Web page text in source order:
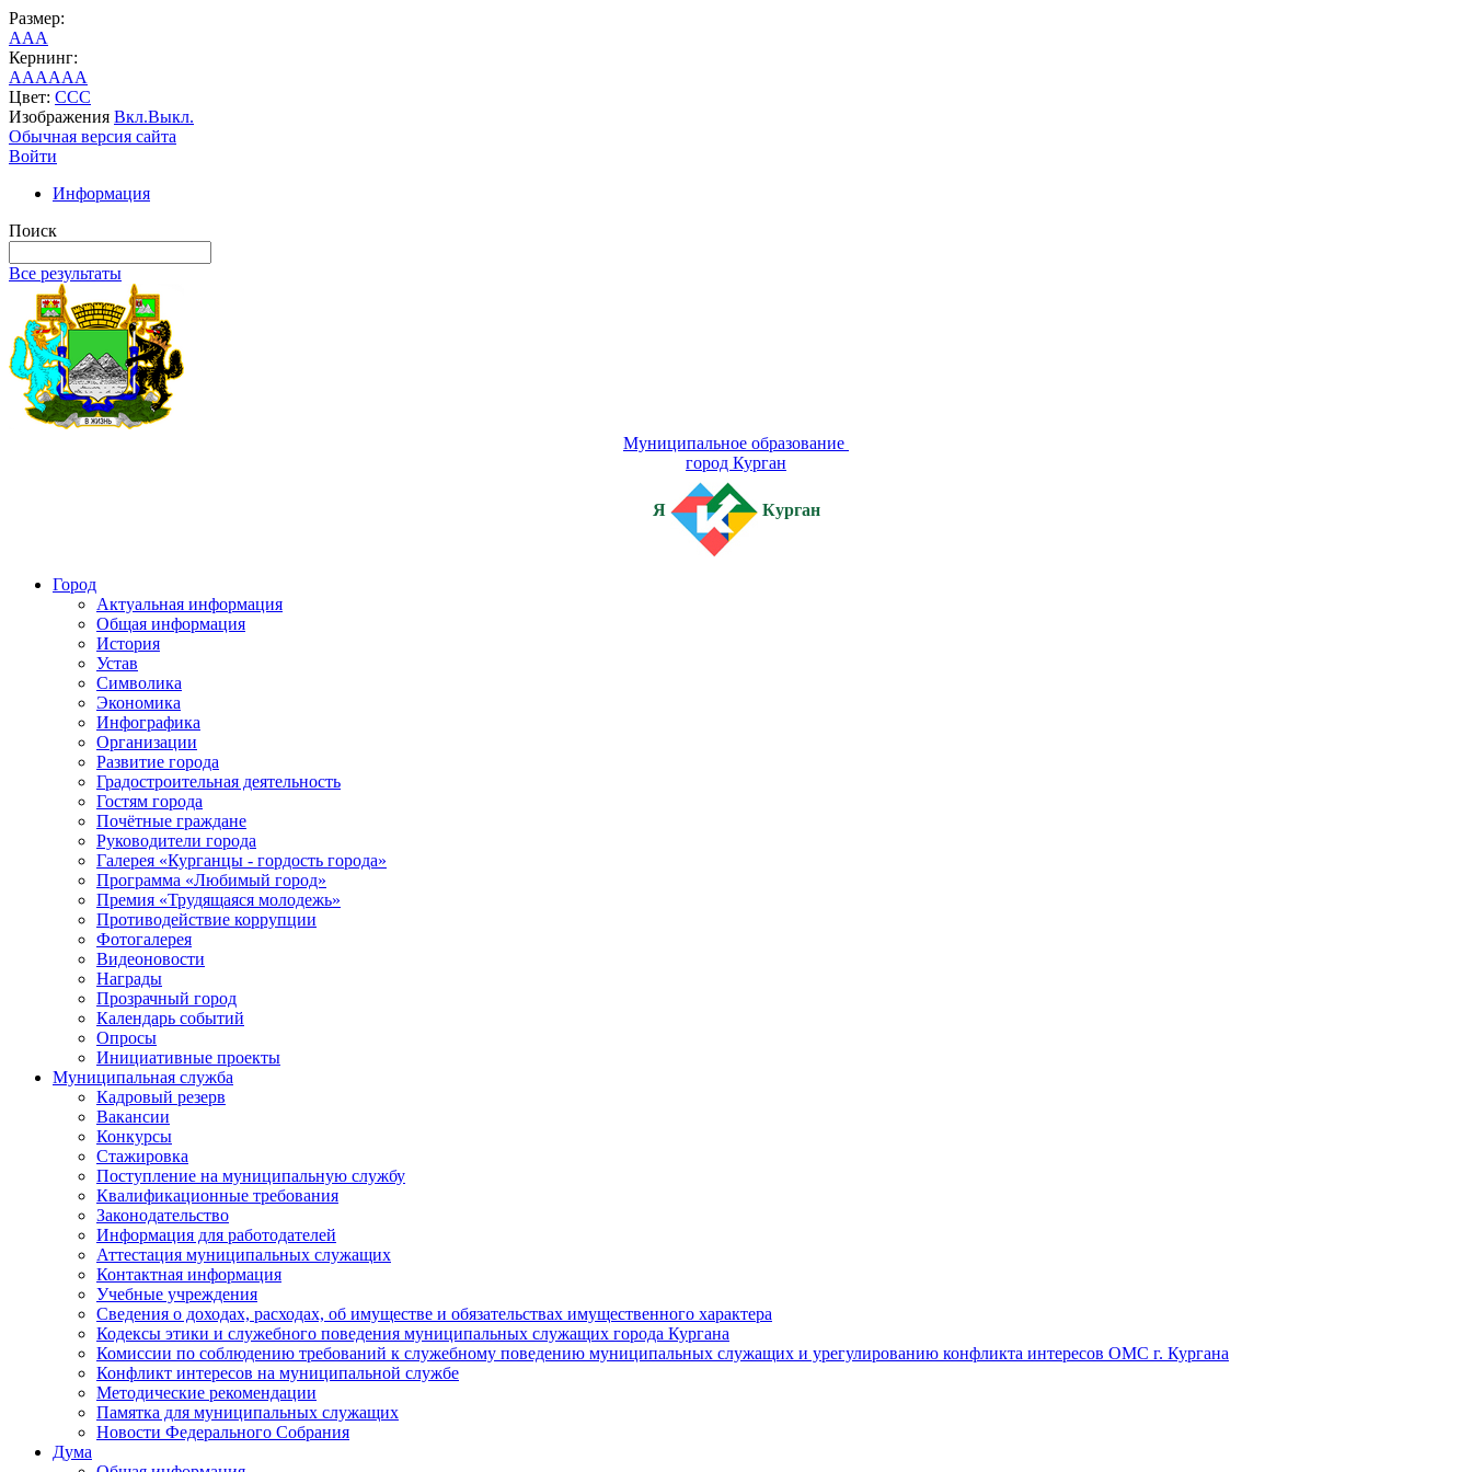
Размер:
AAA
Кернинг:
AAAAAA
Цвет: CCC
Изображения Вкл.Выкл.
Обычная версия сайта
Войти
Информация
Поиск
Все результаты
Муниципальное образование
город Курган
Я Курган
Город
Актуальная информация
Общая информация
История
Устав
Символика
Экономика
Инфографика
Организации
Развитие города
Градостроительная деятельность
Гостям города
Почётные граждане
Руководители города
Галерея «Курганцы - гордость города»
Программа «Любимый город»
Премия «Трудящаяся молодежь»
Противодействие коррупции
Фотогалерея
Видеоновости
Награды
Прозрачный город
Календарь событий
Опросы
Инициативные проекты
Муниципальная служба
Кадровый резерв
Вакансии
Конкурсы
Стажировка
Поступление на муниципальную службу
Квалификационные требования
Законодательство
Информация для работодателей
Аттестация муниципальных служащих
Контактная информация
Учебные учреждения
Сведения о доходах, расходах, об имуществе и обязательствах имущественного характера
Кодексы этики и служебного поведения муниципальных служащих города Кургана
Комиссии по соблюдению требований к служебному поведению муниципальных служащих и урегулированию конфликта интересов ОМС г. Кургана
Конфликт интересов на муниципальной службе
Методические рекомендации
Памятка для муниципальных служащих
Новости Федерального Cобрания
Дума